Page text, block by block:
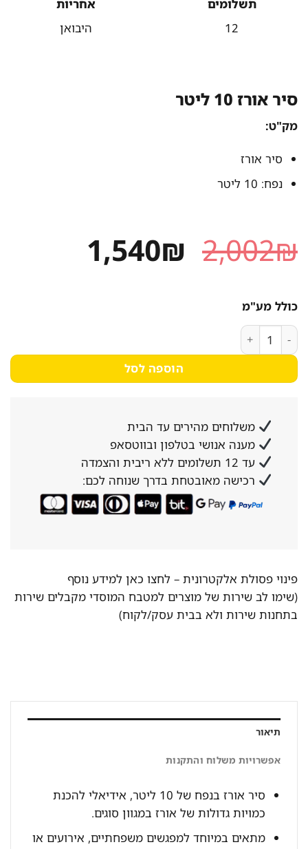
תשלומים
12
אחריות
היבואן
סיר אורז 10 ליטר
מק"ט:
סיר אורז
נפח: 10 ליטר
2,002₪ המחיר
המקורי
1,540₪ המחיר
כולל מע"מ
כמות של סיר אורז 10 ליטר
הוספה לסל
משלוחים מהירים עד הבית
מענה אנושי בטלפון ובווטסאפ
עד 12 תשלומים ללא ריבית והצמדה
רכישה מאובטחת בדרך שנוחה לכם:
פינוי פסולת אלקטרונית –לחצו כאן למידע נוסף
(שימו לב שירות של מוצרים למטבח המוסדי מקבלים שירות
בתחנות שירות ולא בבית עסק/לקוח)
תיאור
אפשרויות משלוח והתקנות
סיר אורז בנפח של 10 ליטר, אידיאלי להכנת
כמויות גדולות של אורז במגוון סוגים.
מתאים במיוחד למפגשים משפחתיים, אירועים או